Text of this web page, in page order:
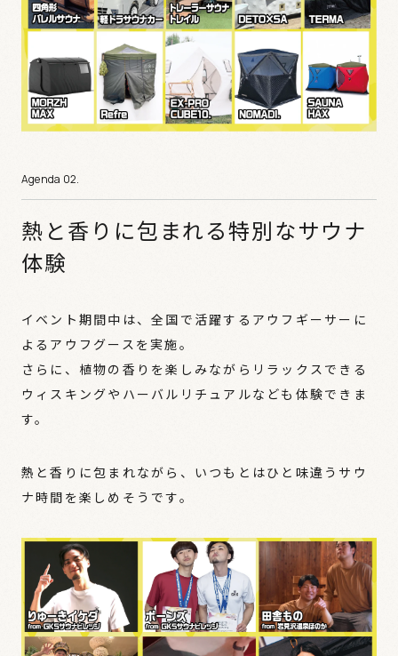
熱と香りに包まれる特別なサウナ
体験
イベント期間中は、全国で活躍するアウフギーサーに
よるアウフグースを実施。
さらに、植物の香りを楽しみながらリラックスできる
ウィスキングやハーバルリチュアルなども体験できま
す。
熱と香りに包まれながら、いつもとはひと味違うサウ
ナ時間を楽しめそうです。